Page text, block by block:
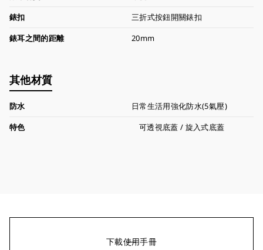
錶扣
三折式按鈕開關錶扣
錶耳之間的距離
20mm
其他材質
防水
日常生活用強化防水(5氣壓)
特色
可透視底蓋 / 旋入式底蓋
下載使用手冊